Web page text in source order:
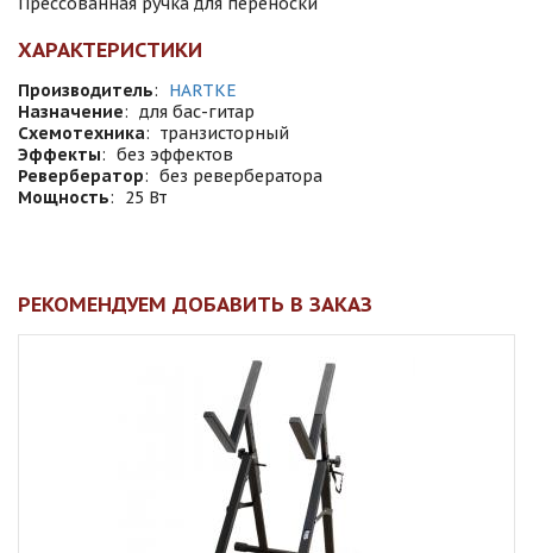
ХАРАКТЕРИСТИКИ
Производитель:
HARTKE
Назначение: для бас-гитар
Схемотехника: транзисторный
Эффекты: без эффектов
Ревербератор: без ревербератора
Мощность: 25 Вт
РЕКОМЕНДУЕМ ДОБАВИТЬ В ЗАКАЗ